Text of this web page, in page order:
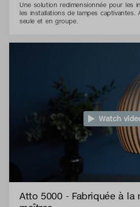
Une solution redimensionnée pour les
les installations de lampes captivantes.
seule et en groupe.
Watch
Atto 5000 - Fabriquée à la